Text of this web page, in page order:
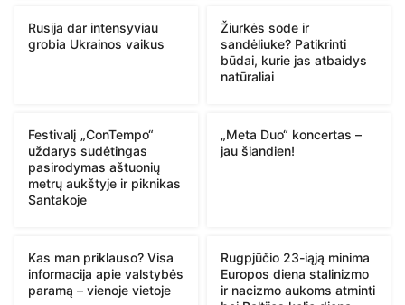
Rusija dar intensyviau
grobia Ukrainos vaikus
Žiurkės sode ir
sandėliuke? Patikrinti
būdai, kurie jas atbaidys
natūraliai
Festivalį „ConTempo“
uždarys sudėtingas
pasirodymas aštuonių
metrų aukštyje ir piknikas
Santakoje
„Meta Duo“ koncertas –
jau šiandien!
Kas man priklauso? Visa
informacija apie valstybės
paramą – vienoje vietoje
Rugpjūčio 23-iąją minima
Europos diena stalinizmo
ir nacizmo aukoms atminti